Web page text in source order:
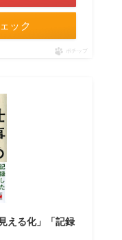
ック
ポチップ
える化」「記録